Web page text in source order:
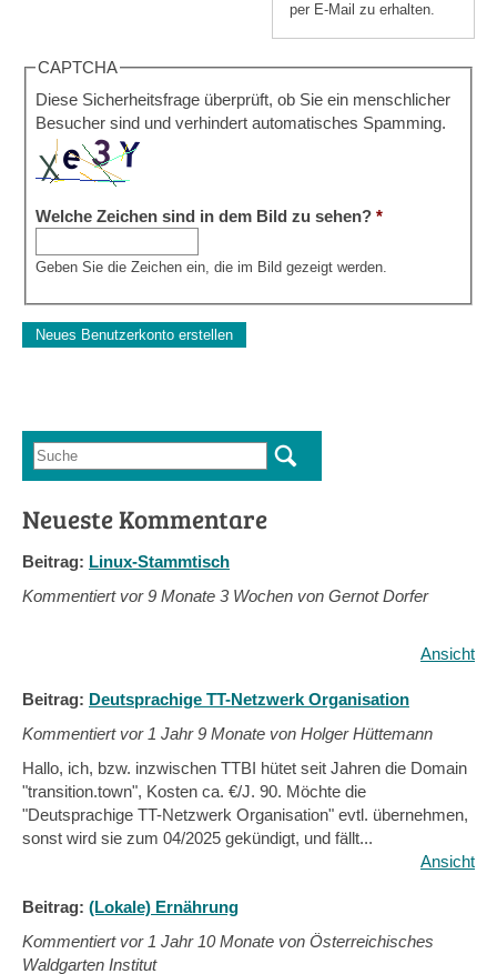
per E-Mail zu erhalten.
CAPTCHA
Diese Sicherheitsfrage überprüft, ob Sie ein menschlicher
Besucher sind und verhindert automatisches Spamming.
Welche Zeichen sind in dem Bild zu sehen? *
Geben Sie die Zeichen ein, die im Bild gezeigt werden.
Suchformular
Suche
Neueste Kommentare
Beitrag: Linux-Stammtisch
Kommentiert vor9 Monate 3 Wochen von Gernot Dorfer
Ansicht
Beitrag: Deutsprachige TT-Netzwerk Organisation
Kommentiert vor 1 Jahr 9 Monate von Holger Hüttemann
Hallo, ich, bzw. inzwischen TTBI hütet seit Jahren die Domain
"transition.town", Kosten ca. €/J. 90. Möchte die
"Deutsprachige TT-Netzwerk Organisation" evtl. übernehmen,
sonst wird sie zum 04/2025 gekündigt, und fällt...
Ansicht
Beitrag: (Lokale) Ernährung
Kommentiert vor 1 Jahr 10 Monate von Österreichisches
Waldgarten Institut